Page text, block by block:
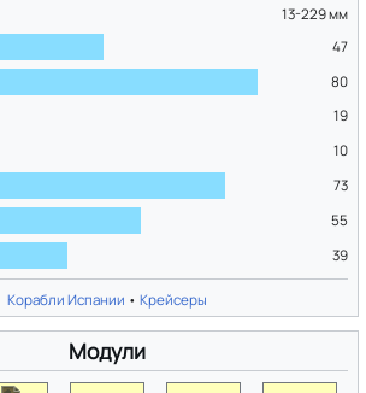
13-229мм
47
80
19
10
73
55
39
Корабли Испании • Крейсеры
Модули